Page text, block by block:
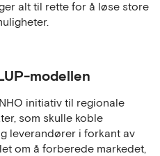
alt til rette for å løse store
modellen
initiativ til regionale
som skulle koble
leverandører i forkant av
om å forberede markedet,